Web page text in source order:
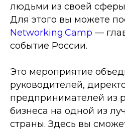
людьми из своей сферы
Для этого вы можете
Networking.Camp —
событие России.
Это мероприятие
руководителей,
предпринимателей из
бизнеса на одной из
страны. Здесь вы